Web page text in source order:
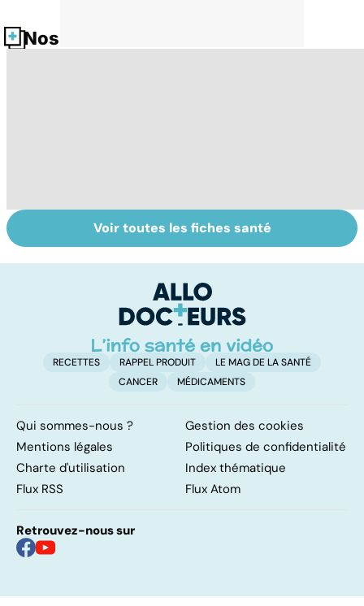
Nos fiches santé
Donner son corps
à la science
La greffe, du
prélèvement à la
Voir toutes les fiches santé
RECETTES RAPPEL PRODUIT
LE MAG DE LA SANTÉ
CANCER
MÉDICAMENTS
Qui sommes-nous ?
Gestion des cookies
Mentions légales
Politiques de confidentialité
Charte d'utilisation
Index thématique
Flux RSS
Flux Atom
Retrouvez-nous sur